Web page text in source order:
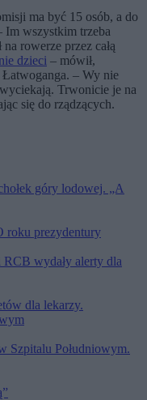
ma być 15 osób, a do
Im wszystkim trzeba
na rowerze przez całą
dzieci – mówił,
– Wy nie
Trwonicie je na
się do rządzących.
góry lodowej. „A
roku prezydentury
wydały alerty dla
dla lekarzy.
Szpitalu Południowym.